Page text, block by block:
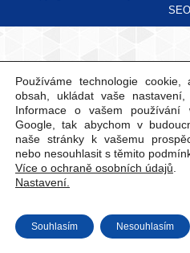
SEO
Používáme technologie cookie,
obsah, ukládat vaše
Informace o vašem používání
Google, tak abychom v
naše stránky k vašemu
nebo nesouhlasit s těmito
Více o ochraně osobních údajů
Nastavení.
Souhlasím Nesouhlasím